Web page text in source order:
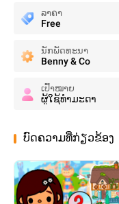
ລາຄາ
Free
ນັກພັດທະນາ
Benny & Co
ເປົ້າໝາຍ
ຜູ້ໃຊ້ທໍາມະດາ
ບົດຄວາມທີ່ກ່ຽວຂ້ອງ